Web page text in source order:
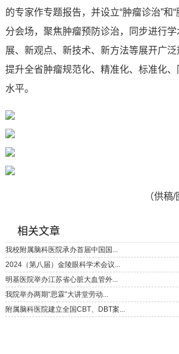
的专家作专题报告，并设立“肿瘤诊治”和
分会场，聚焦肿瘤预防诊治，同步进行
展、新观点、新技术、新方法等展开广泛
提升全省肿瘤规范化、精准化、标准化
水平。
（供稿
相关文章